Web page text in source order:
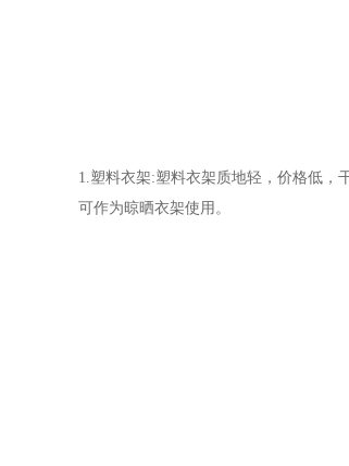
1.塑料衣架:塑料衣架质地轻，价格低，
可作为晾晒衣架使用。